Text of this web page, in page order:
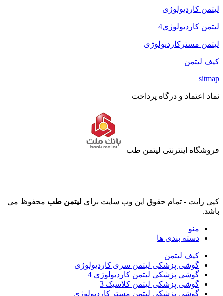
لیتمن کاردیولوژی
لیتمن کاردیولوژی4
لیتمن مسترکاردیولوژی
کیف لیتمن
sitmap
نماد اعتماد و درگاه پرداخت
فروشگاه اینترنتی لیتمن طب
کپی رایت - تمام حقوق این وب سایت برای لیتمن طب محفوظ می
باشد.
منو
دسته بندی ها
کیف لیتمن
گوشی پزشکی لیتمن سری کاردیولوژی
گوشی پزشکی لیتمن کاردیولوژی 4
گوشی پزشکی لیتمن کلاسیک 3
گوشی پزشکی لیتمن مستر کاردیولوژی